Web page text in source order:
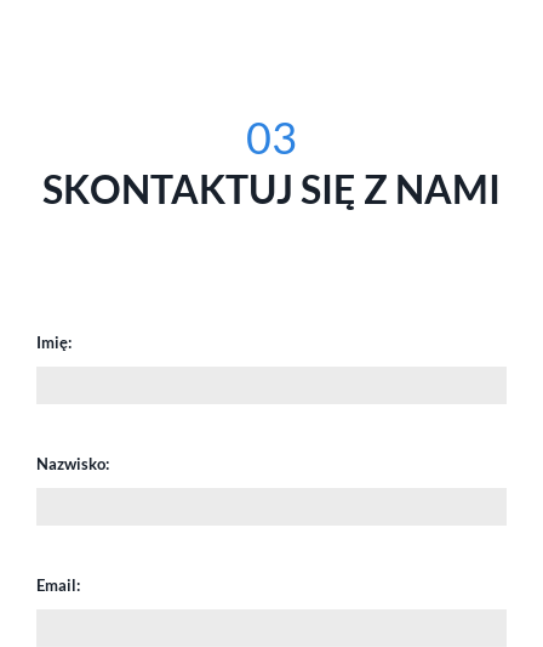
03
SKONTAKTUJ SIĘ Z NAMI
Imię:
Nazwisko:
Email: